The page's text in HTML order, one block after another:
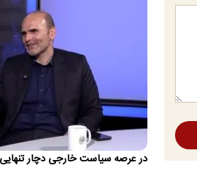
بیانیه خانواده علی لاریجانی
خانواده شهید لاریجانی در واکنش به
مجلس درباره چگونگی شهادت وی، با
جزئیات توقیف اموال و
تراستی‌ها
پرونده تشکیل
اس…
در عرصه سیاست خارجی دچار